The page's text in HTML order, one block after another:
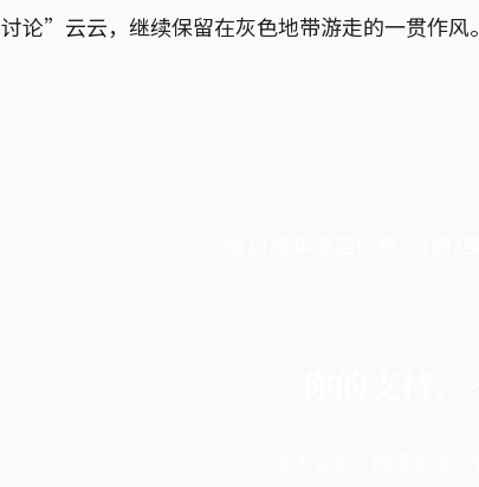
讨论”云云，继续保留在灰色地带游走的一贯作风。